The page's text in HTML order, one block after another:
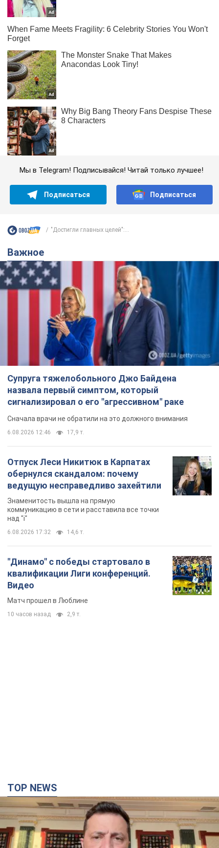
Мы в Telegram! Подписывайся! Читай только лучшее!
Подписаться Подписаться
"Достигли главных целей":...
Важное
Супруга тяжелобольного Джо Байдена
назвала первый симптом, который
сигнализировал о его "агрессивном" раке
Сначала врачи не обратили на это должного внимания
6.08.2026 12:46 17,9 т.
Отпуск Леси Никитюк в Карпатах
обернулся скандалом: почему
ведущую несправедливо захейтили
Знаменитость вышла на прямую
коммуникацию в сети и расставила все точки
над "i"
6.08.2026 17:32 14,6 т.
"Динамо" с победы стартовало в
квалификации Лиги конференций.
Видео
Матч прошел в Люблине
10 часов назад 2,9 т.
TOP NEWS